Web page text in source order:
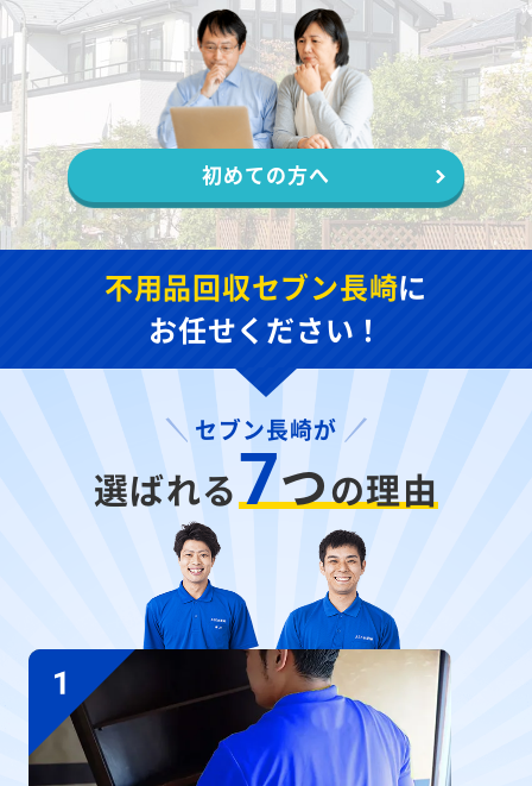
初めての方へ
不用品回収セブン長崎に
お任せください！
セブン長崎が
選ばれる7つの理由